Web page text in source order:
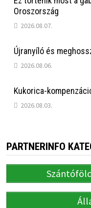
Oroszország
2026.08.07.
Újranyíló és
2026.08.06.
Kukorica-
2026.08.03.
PARTNERINFO